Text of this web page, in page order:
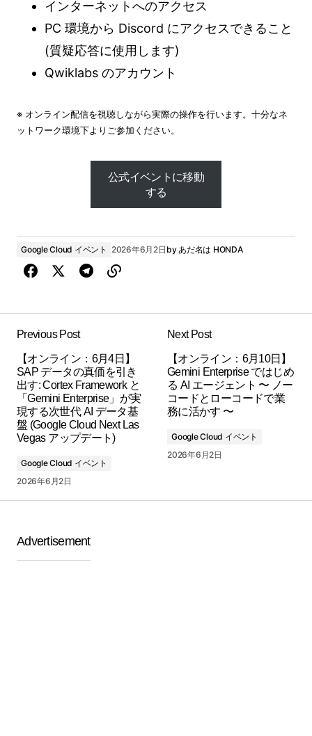
インターネットへのアクセス
PC 環境から Discord にアクセスできること
(質疑応答に使用します)
Qwiklabs のアカウント
※ オンライン配信を視聴しながら実際の操作を行います。十分なネ
ットワーク環境下よりご参加ください。
公式イベントに移動
する
Google Cloud イベント 2026年6月2日 byあだ名は HONDA
Previous Post
【オンライン：6月4日】
SAP データの真価を引き
出す: Cortex Framework と
「Gemini Enterprise」が実
現する次世代 AI データ基
盤 (Google Cloud Next Las
Vegas アップデート)
Google Cloud イベント
2026年6月2日
Next Post
【オンライン：6月10日】
Gemini Enterprise ではじめ
る AI エージェント 〜 ノー
コードとローコードで業
務に活かす 〜
Google Cloud イベント
2026年6月2日
Advertisement